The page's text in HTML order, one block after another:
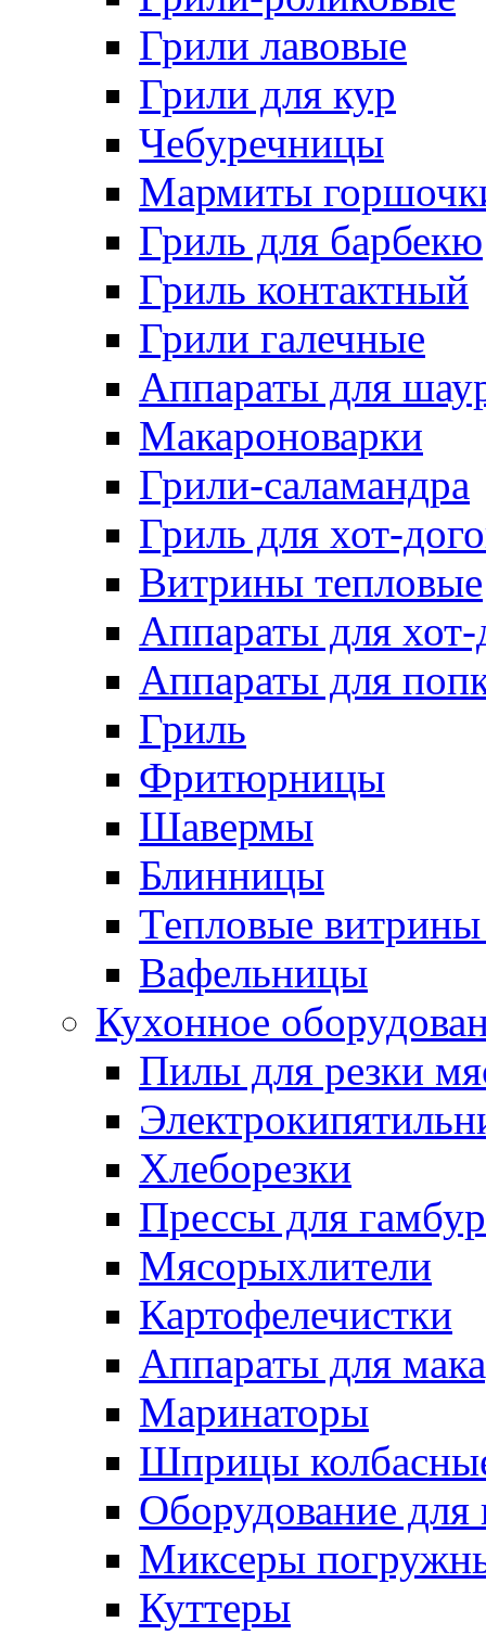
Грили лавовые
Грили для кур
Чебуречницы
Мармиты
Гриль для барбекю
Гриль контактный
Грили галечные
Аппараты для
Макароноварки
Грили-саламандра
Гриль для хот-
Витрины тепловые
Аппараты для хот-
Аппараты для
Гриль
Фритюрницы
Шавермы
Блинницы
Тепловые витрины
Вафельницы
Кухонное
Пилы для резки
Хлеборезки
Прессы для
Мясорыхлители
Картофелечистки
Аппараты для
Маринаторы
Шприцы
Оборудование для
Миксеры
Куттеры